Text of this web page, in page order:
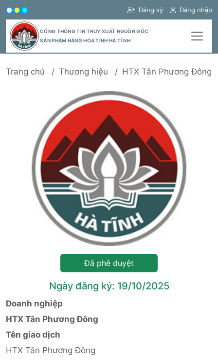
Đăng ký Đăng nhập
CỔNG THÔNG TIN TRUY XUẤT NGUỒN GỐC
SẢN PHẨM HÀNG HÓA TỈNH HÀ TĨNH
Trang chủ Thương hiệu HTX Tân Phương Đông
Đã phê duyệt
Ngày đăng ký: 19/10/2025
Doanh nghiệp
HTX Tân Phương Đông
Tên giao dịch
HTX Tân Phương Đông